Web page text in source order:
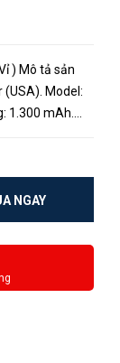
) Mô tả sản
1.300 mAh.
NGAY